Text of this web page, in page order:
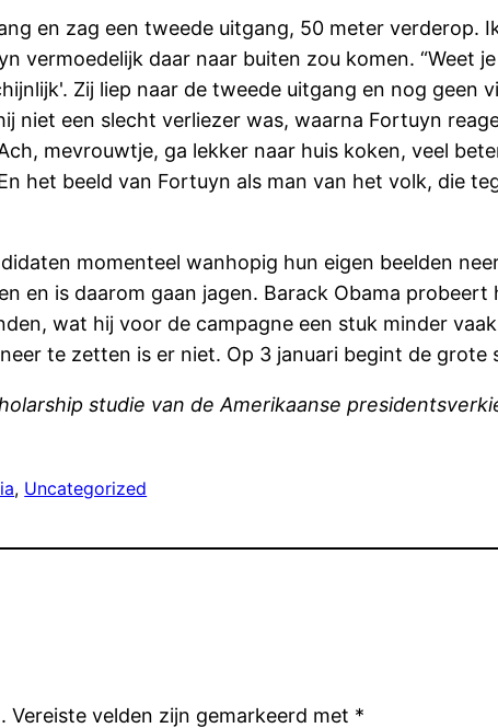
en zag een tweede uitgang, 50 meter verderop.
vermoedelijk daar naar buiten zou komen. “Weet
Zij liep naar de tweede uitgang en nog
niet een slecht verliezer was, waarna Fortuyn
mevrouwtje, ga lekker naar huis koken, veel
het beeld van Fortuyn als man van het volk, die
momenteel wanhopig hun eigen beelden
en is daarom gaan jagen. Barack Obama
wat hij voor de campagne een stuk minder
te zetten is er niet. Op 3 januari begint de
studie van de Amerikaanse
, Uncategorized
Vereiste velden zijn gemarkeerd met *